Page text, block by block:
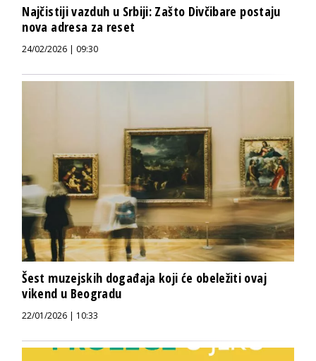
Najčistiji vazduh u Srbiji: Zašto Divčibare postaju
nova adresa za reset
24/02/2026 | 09:30
Šest muzejskih događaja koji će obeležiti ovaj
vikend u Beogradu
22/01/2026 | 10:33